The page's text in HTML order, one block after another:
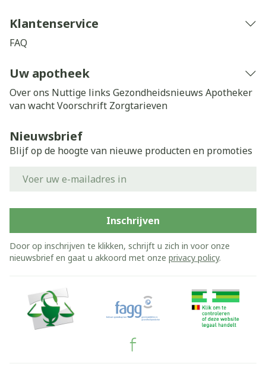
Klantenservice
FAQ
Uw apotheek
Over ons Nuttige links Gezondheidsnieuws Apotheker
van wachtVoorschrift Zorgtarieven
Nieuwsbrief
Blijf op de hoogte van nieuwe producten en promoties
Inschrijven
Door op inschrijven te klikken, schrijft u zich in voor onze
nieuwsbrief en gaat u akkoord met onze privacy policy.